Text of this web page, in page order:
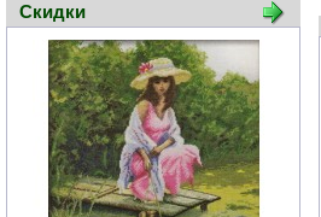
Скидки